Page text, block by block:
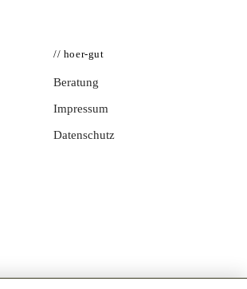
// hoer-gut
Beratung
Impressum
Datenschutz